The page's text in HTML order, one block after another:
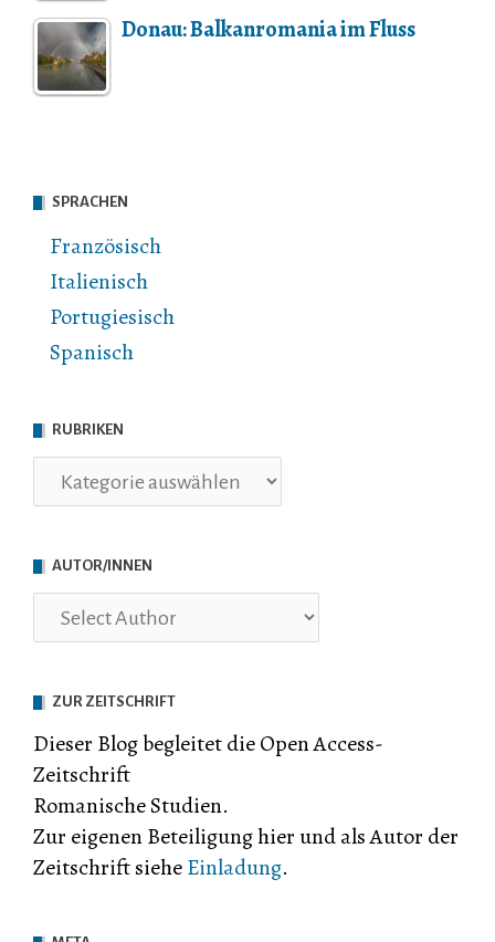
Donau: Balkanromania im Fluss
SPRACHEN
Französisch
Italienisch
Portugiesisch
Spanisch
RUBRIKEN
Rubriken
AUTOR/INNEN
ZUR ZEITSCHRIFT
Dieser Blog begleitet die Open Access-
Zeitschrift
Romanische Studien.
Zur eigenen Beteiligung hier und als Autor der
Zeitschrift sieheEinladung.